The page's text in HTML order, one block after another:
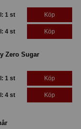
1 st Köp
4 st Köp
Zero Sugar
1 st Köp
4 st Köp